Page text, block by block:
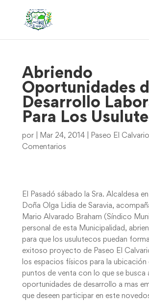
Abriendo
Oportunidades
Desarrollo
Para Los
por Mar 24, 2014| Paseo El Calvario
Comentarios
El Pasadó sábado la Sra. Alcaldesa
Doña Olga Lidia de Saravia,
Mario Alvarado Braham (Síndico
personal de esta Municipalidad,
para que los usulutecos puedan
exitoso proyecto de Paseo El
los espacios físicos para la ubicación
puntos de venta con lo que se busca
oportunidades de desarrollo a mas
que deseen participar en este